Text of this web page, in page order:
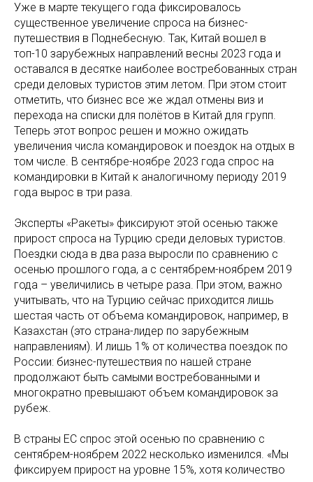
Уже в марте текущего года фиксировалось
существенное увеличение спроса на бизнес-
путешествия в Поднебесную. Так, Китай вошел в
топ-10 зарубежных направлений весны 2023 года и
оставался в десятке наиболее востребованных стран
среди деловых туристов этим летом. При этом стоит
отметить, что бизнес все же ждал отмены виз и
перехода на списки для полётов в Китай для групп.
Теперь этот вопрос решен и можно ожидать
увеличения числа командировок и поездок на отдых в
том числе. В сентябре-ноябре 2023 года спрос на
командировки в Китай к аналогичному периоду 2019
года вырос в три раза.
Эксперты «Ракеты» фиксируют этой осенью также
прирост спроса на Турцию среди деловых туристов.
Поездки сюда в два раза выросли по сравнению с
осенью прошлого года, а с сентябрем-ноябрем 2019
года – увеличились в четыре раза. При этом, важно
учитывать, что на Турцию сейчас приходится лишь
шестая часть от объема командировок, например, в
Казахстан (это страна-лидер по зарубежным
направлениям). И лишь 1% от количества поездок по
России: бизнес-путешествия по нашей стране
продолжают быть самыми востребованными и
многократно превышают объем командировок за
рубеж.
В страны ЕС спрос этой осенью по сравнению с
сентябрем-ноябрем 2022 несколько изменился. «Мы
фиксируем прирост на уровне 15%, хотя количество